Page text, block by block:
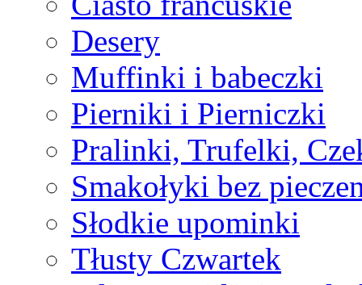
Desery
Muffinki i babeczki
Pierniki i Pierniczki
Pralinki, Trufelki,
Smakołyki bez
Słodkie upominki
Tłusty Czwartek